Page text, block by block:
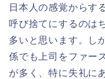
日本人の感覚からす
呼び捨てにするのは
多いと思います。し
係でも上司をファー
が多く、特に失礼に